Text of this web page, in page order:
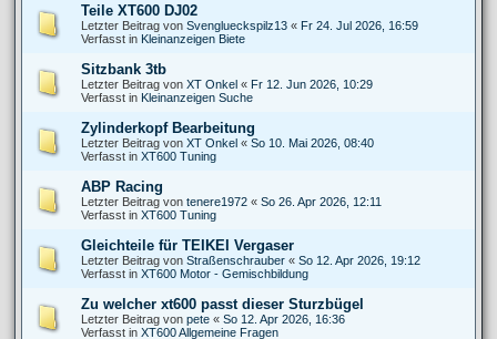
Teile XT600 DJ02
Letzter Beitrag von Svenglueckspilz13 « Fr 24. Jul 2026, 16:59
Verfasst in Kleinanzeigen Biete
Sitzbank 3tb
Letzter Beitrag von XT Onkel « Fr 12. Jun 2026, 10:29
Verfasst in Kleinanzeigen Suche
Zylinderkopf Bearbeitung
Letzter Beitrag von XT Onkel « So 10. Mai 2026, 08:40
Verfasst in XT600 Tuning
ABP Racing
Letzter Beitrag von tenere1972 « So 26. Apr 2026, 12:11
Verfasst in XT600 Tuning
Gleichteile für TEIKEI Vergaser
Letzter Beitrag von Straßenschrauber « So 12. Apr 2026, 19:12
Verfasst in XT600 Motor - Gemischbildung
Zu welcher xt600 passt dieser Sturzbügel
Letzter Beitrag von pete « So 12. Apr 2026, 16:36
Verfasst in XT600 Allgemeine Fragen